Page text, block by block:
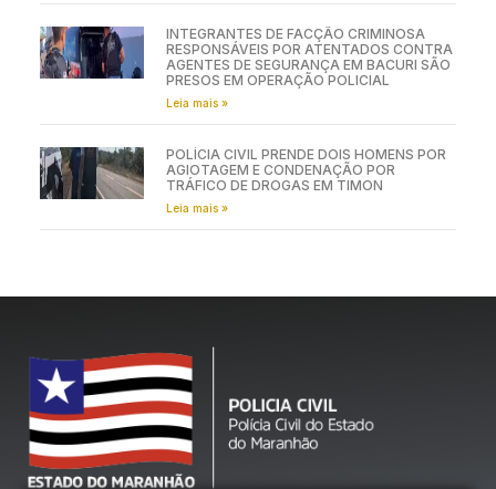
INTEGRANTES DE FACÇÃO CRIMINOSA
RESPONSÁVEIS POR ATENTADOS CONTRA
AGENTES DE SEGURANÇA EM BACURI SÃO
PRESOS EM OPERAÇÃO POLICIAL
Leia mais »
POLÍCIA CIVIL PRENDE DOIS HOMENS POR
AGIOTAGEM E CONDENAÇÃO POR
TRÁFICO DE DROGAS EM TIMON
Leia mais »